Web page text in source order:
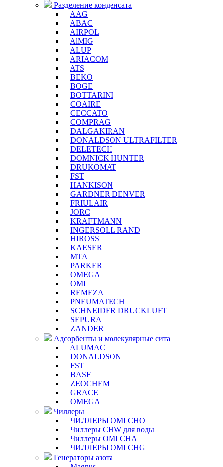
Разделение конденсата
AAG
ABAC
AIRPOL
AlMIG
ALUP
ARIACOM
ATS
BEKO
BOGE
BOTTARINI
COAIRE
CECCATO
COMPRAG
DALGAKIRAN
DONALDSON ULTRAFILTER
DELETECH
DOMNICK HUNTER
DRUKOMAT
FST
HANKISON
GARDNER DENVER
FRIULAIR
JORC
KRAFTMANN
INGERSOLL RAND
HIROSS
KAESER
MTA
PARKER
OMEGA
OMI
REMEZA
PNEUMATECH
SCHNEIDER DRUCKLUFT
SEPURA
ZANDER
Адсорбенты и молекулярные сита
ALUMAC
DONALDSON
FST
BASF
ZEOCHEM
GRACE
OMEGA
Чиллеры
ЧИЛЛЕРЫ OMI CHO
Чиллеры CHW для воды
Чиллеры OMI CHA
ЧИЛЛЕРЫ OMI CHG
Генераторы азота